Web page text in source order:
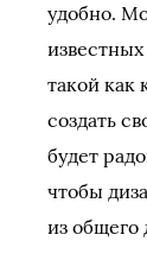
удобно.
такой как
создать
будет
чтобы
из общего